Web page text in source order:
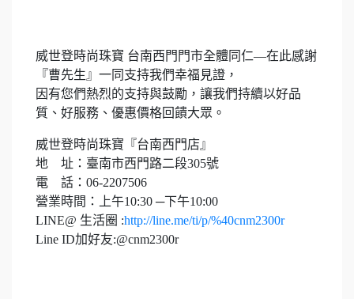
威世登時尚珠寶 台南西門門市全體同仁—在此感謝
『曹先生』一同支持我們幸福見證，
因有您們熱烈的支持與鼓勵，讓我們持續以好品
質、好服務、優惠價格回饋大眾。
威世登時尚珠寶『台南西門店』
地 址：臺南市西門路二段305號
電 話：06-2207506
營業時間：上午10:30 ─下午10:00
LINE@ 生活圈 :http://line.me/ti/p/%40cnm2300r
Line ID加好友:@cnm2300r